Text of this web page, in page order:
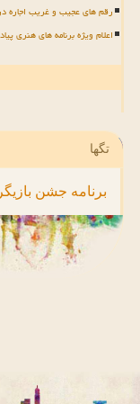
رقم های عجیب و غریب اجاره
اعلام ویژه برنامه های هنری
تگها
برنامه جشن بازیگر